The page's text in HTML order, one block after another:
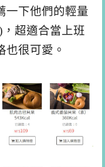
一下他們的輕量
超適合當上班
也很可愛。